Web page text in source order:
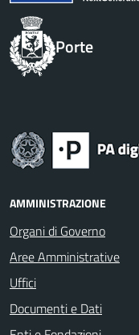
Porte
AMMINISTRAZIONE
Organi di Governo
Aree Amministrative
Uffici
Documenti e Dati